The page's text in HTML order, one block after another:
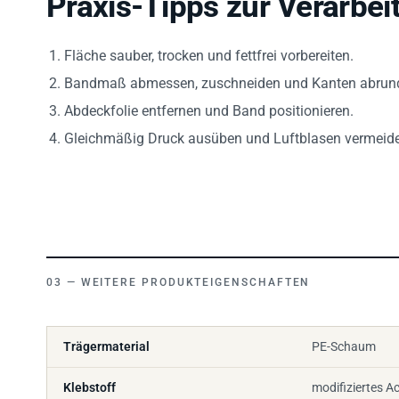
Fläche sauber, trocken und fettfrei vorbereiten.
Bandmaß abmessen, zuschneiden und Kanten
Abdeckfolie entfernen und Band positionieren.
Gleichmäßig Druck ausüben und Luftblasen
WEITERE PRODUKTEIGENSCHAFTEN
Trägermaterial PE-Schaum
Klebstoff modifiziertes